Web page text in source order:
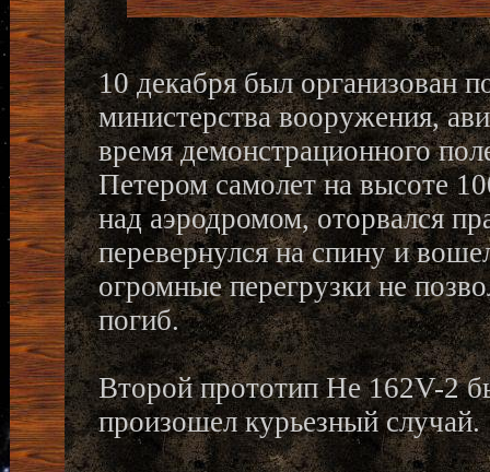
10 декабря был организован
министерства вооружения,
время демонстрационного
Петером самолет на высоте
над аэродромом, оторвался
перевернулся на спину и
огромные перегрузки не
погиб.
Второй прототип He 162V-2
произошел курьезный случай.